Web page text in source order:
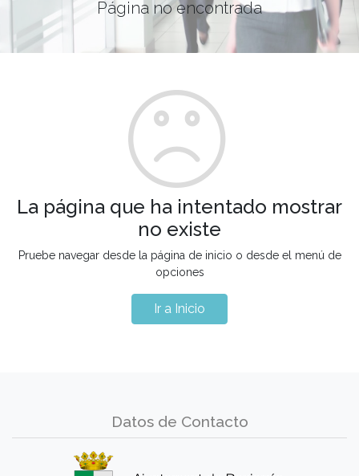
Página no encontrada
La página que ha intentado mostrar
no existe
Pruebe navegar desde la página de inicio o desde el menú de
opciones
Ir a Inicio
Datos de Contacto